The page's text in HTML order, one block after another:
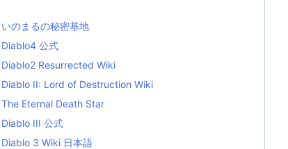
i
s
t
いのまるの秘密基地
Diablo4 公式
Diablo2 Resurrected Wiki
Diablo II: Lord of Destruction Wiki
The Eternal Death Star
Diablo III 公式
Diablo 3 Wiki 日本語